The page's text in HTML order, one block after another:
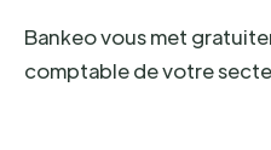
Bankeo vous met
comptable de votre